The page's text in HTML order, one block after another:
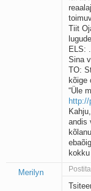
Tiit
ELS:
Sina
TO:
kõige
“Üle
andis
Merilyn